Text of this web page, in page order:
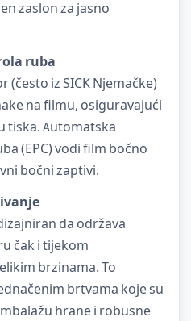
zaslon za jasno
ruba
(često iz SICK Njemačke)
na filmu, osiguravajući
tiska. Automatska
(EPC) vodi film bočno
bočni zaptivi.
da održava
čak i tijekom
brzinama. To
brtvama koje su
hrane i robusne